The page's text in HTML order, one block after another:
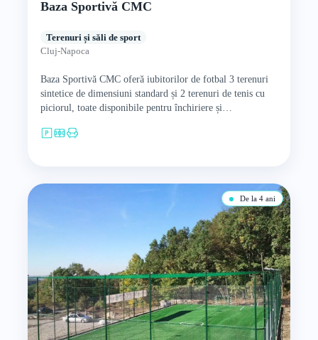
Baza Sportivă CMC
Terenuri și săli de sport
Cluj-Napoca
Baza Sportivă CMC oferă iubitorilor de fotbal 3 terenuri
sintetice de dimensiuni standard și 2 terenuri de tenis cu
piciorul, toate disponibile pentru închiriere și
De la 4 ani